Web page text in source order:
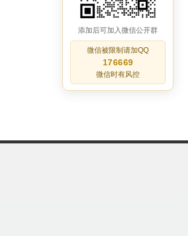
添加后可加入微信公开群
微信被限制请加QQ
176669
微信时有风控